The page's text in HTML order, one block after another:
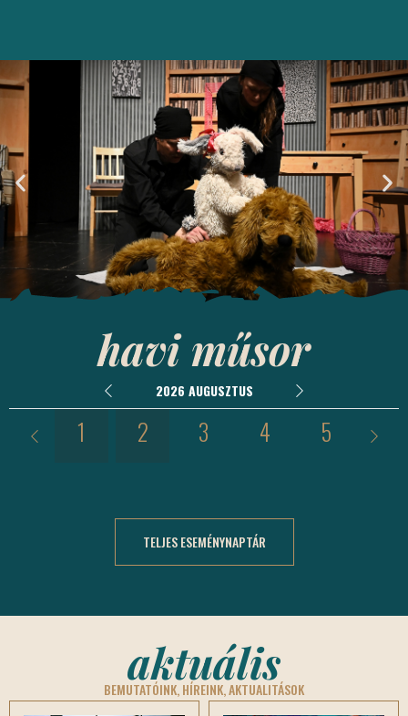
Ebcsont és
nyúlcipő
Bemutató: 2026. április
havi műsor
2026 AUGUSZTUS
1 2 3 4 5
TELJES ESEMÉNYNAPTÁR
aktuális
BEMUTATÓINK, HÍREINK, AKTUALITÁSOK